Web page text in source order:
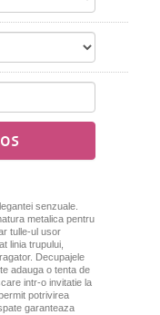
senzuale.
metalica pentru
tulle-ul usor
linia trupului,
Decupajele
adauga o tenta de
intr-o invitatie la
potrivirea
garanteaza